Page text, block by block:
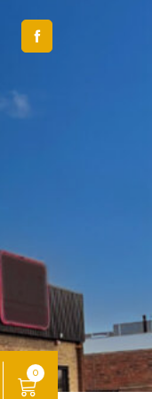
0